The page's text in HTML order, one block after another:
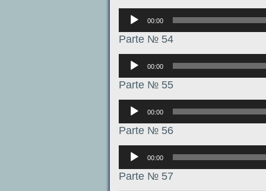
Аудиоплеер
00:00
Parte № 54
Аудиоплеер
00:00
Parte № 55
Аудиоплеер
00:00
Parte № 56
Аудиоплеер
00:00
Parte № 57